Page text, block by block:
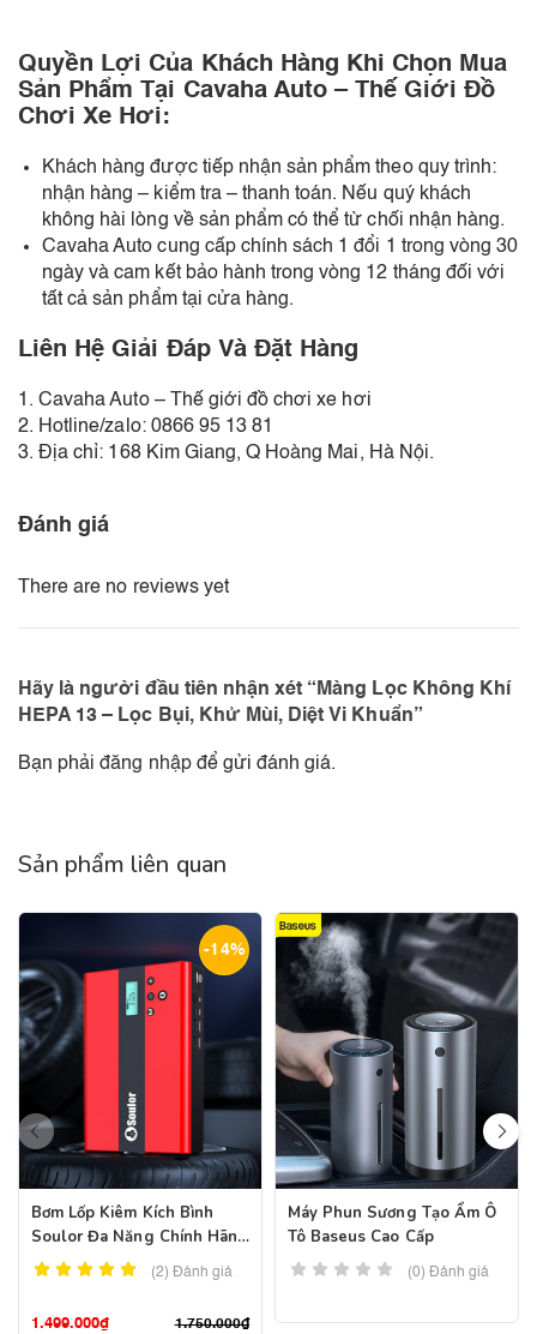
Quyền Lợi Của Khách Hàng Khi Chọn Mua
Sản Phẩm Tại Cavaha Auto – Thế Giới Đồ
Chơi Xe Hơi:
Khách hàng được tiếp nhận sản phẩm theo quy trình:
nhận hàng – kiểm tra – thanh toán. Nếu quý khách
không hài lòng về sản phẩm có thể từ chối nhận hàng.
Cavaha Auto cung cấp chính sách 1 đổi 1 trong vòng 30
ngày và cam kết bảo hành trong vòng 12 tháng đối với
tất cả sản phẩm tại cửa hàng.
Liên Hệ Giải Đáp Và Đặt Hàng
1. Cavaha Auto – Thế giới đồ chơi xe hơi
2. Hotline/zalo: 0866 95 13 81
3. Địa chỉ: 168 Kim Giang, Q Hoàng Mai, Hà Nội.
Đánh giá
There are no reviews yet
Hãy là người đầu tiên nhận xét “Màng Lọc Không Khí
HEPA 13 – Lọc Bụi, Khử Mùi, Diệt Vi Khuẩn”
Bạn phảiđăng nhậpđể gửi đánh giá.
Sản phẩm liên quan
-14%
Bơm Lốp Kiêm Kích Bình
Soulor Đa Năng Chính Hãng
– Pin 89800mah
(2)Đánh giá
1.750.000₫
1.499.000₫
Máy Phun Sương Tạo Ẩm Ô
Tô Baseus Cao Cấp
(0) Đánh giá